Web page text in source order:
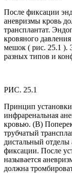
После фиксации
аневризмы кровь
трансплантат.
кровяного
мешок ( рис. 25.1 ).
разных типов и
РИС. 25.1
Принцип
инфраренальная
кровью. (B)
трубчатый
дистальный
фиксации. После
называется
должна